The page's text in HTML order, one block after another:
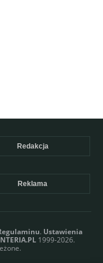
Redakcja
Reklama
. Ustawienia
1999-2026.